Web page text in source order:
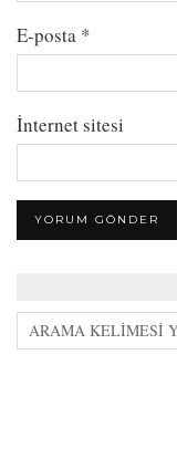
E-posta *
İnternet sitesi